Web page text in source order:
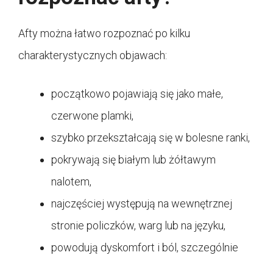
Afty można łatwo rozpoznać po kilku
charakterystycznych objawach:
początkowo pojawiają się jako małe,
czerwone plamki,
szybko przekształcają się w bolesne ranki,
pokrywają się białym lub żółtawym
nalotem,
najczęściej występują na wewnętrznej
stronie policzków, warg lub na języku,
powodują dyskomfort i ból, szczególnie